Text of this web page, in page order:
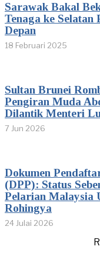
Sarawak Bakal
Tenaga ke Selatan
Depan
18 Februari 2025
Sultan Brunei
Pengiran Muda
Dilantik Menteri
7 Jun 2026
Dokumen
(DPP): Status
Pelarian Malaysia
Rohingya
24 Julai 2026